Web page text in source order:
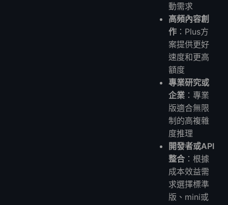
動需求
高頻內容創
作 ：Plus方
案提供更好
速度和更高
額度
專業研究或
企業 ：專業
版適合無限
制的高複雜
度推理
開發者或API
整合 ：根據
成本效益需
求選擇標準
版、mini或